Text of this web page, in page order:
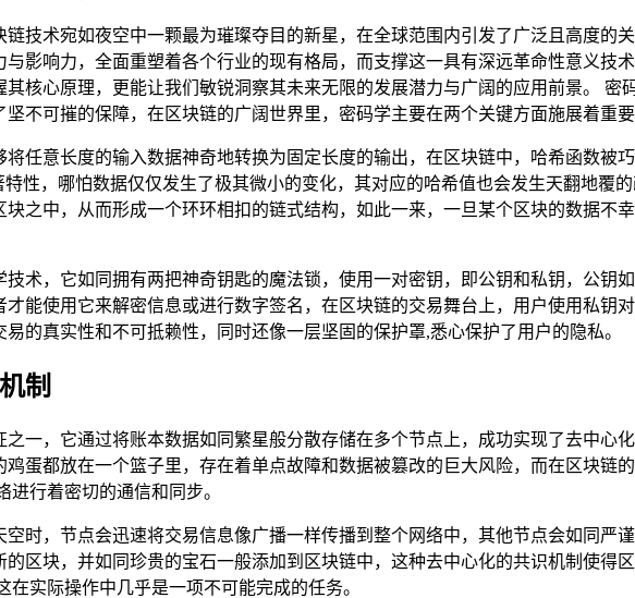
技术宛如夜空中一颗最为璀璨夺目的新星，在全球范围内引发了广泛且高度的
影响力，全面重塑着各个行业的现有格局，而支撑这一具有深远革命性意义技
核心原理，更能让我们敏锐洞察其未来无限的发展潜力与广阔的应用前景。
不可摧的保障，在区块链的广阔世界里，密码学主要在两个关键方面施展着重
任意长度的输入数据神奇地转换为固定长度的输出，在区块链中，哈希函数被
性，哪怕数据仅仅发生了极其微小的变化，其对应的哈希值也会发生天翻地覆
之中，从而形成一个环环相扣的链式结构，如此一来，一旦某个区块的数据不
术，它如同拥有两把神奇钥匙的魔法锁，使用一对密钥，即公钥和私钥，公钥
能使用它来解密信息或进行数字签名，在区块链的交易舞台上，用户使用私钥
的真实性和不可抵赖性，同时还像一层坚固的保护罩,悉心保护了用户的隐私。
制
一，它通过将账本数据如同繁星般分散存储在多个节点上，成功实现了去中心
蛋都放在一个篮子里，存在着单点故障和数据被篡改的巨大风险，而在区块链
行着密切的通信和同步。
时，节点会迅速将交易信息像广播一样传播到整个网络中，其他节点会如同严
区块，并如同珍贵的宝石一般添加到区块链中，这种去中心化的共识机制使得
实际操作中几乎是一项不可能完成的任务。